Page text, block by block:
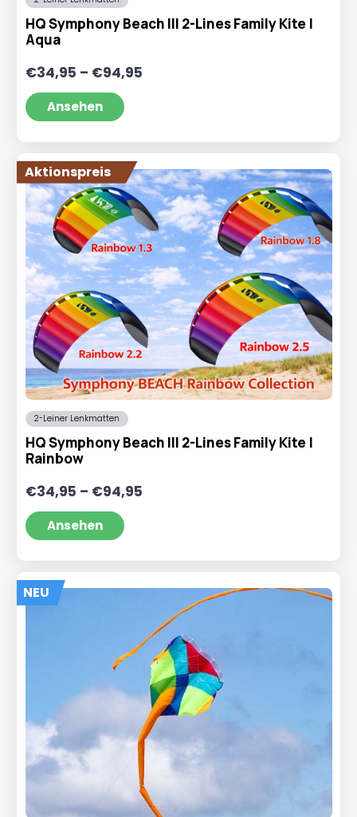
HQ Symphony Beach III 2-Lines Family Kite |
Aqua
€34,95 – €94,95Preisspanne:
Ansehen
Aktionspreis
2-Leiner Lenkmatten
HQ Symphony Beach III 2-Lines Family Kite |
Rainbow
€34,95 – €94,95Preisspanne:
Ansehen
NEU